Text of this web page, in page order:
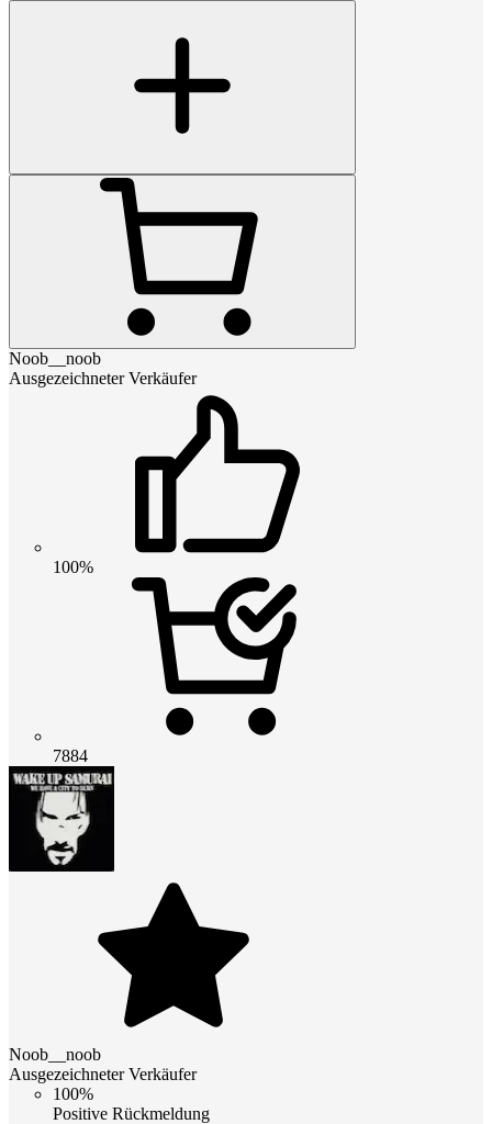
Noob__noob
Ausgezeichneter Verkäufer
100%
7884
Noob__noob
Ausgezeichneter Verkäufer
100%
Positive Rückmeldung